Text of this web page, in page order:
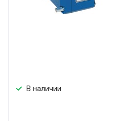
В наличии